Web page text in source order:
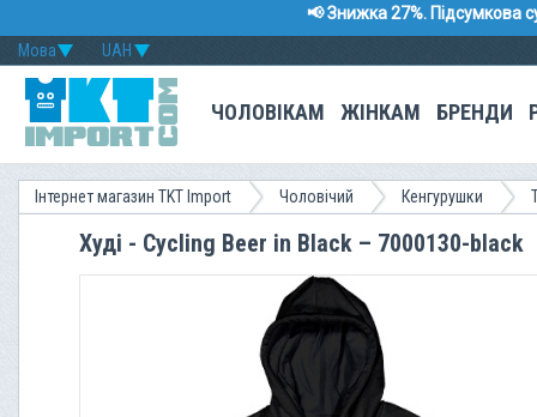
📢 Знижка 27%. Підсумкова
UAH
Мова
ЧОЛОВІКАМ ЖІНКАМ БРЕНДИ
Інтернет магазин TKT Import Чоловічий Кенгурушки
Худі - Cycling Beer in Black – 7000130-black